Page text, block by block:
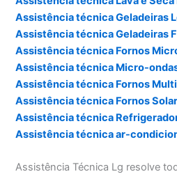
Assistência técnica Geladeiras
Assistência técnica Geladeiras
Assistência técnica Fornos
Assistência técnica Micro-
Assistência técnica Fornos
Assistência técnica Fornos Solar
Assistência técnica
Assistência técnica ar-
Assistência Técnica Lg resolve